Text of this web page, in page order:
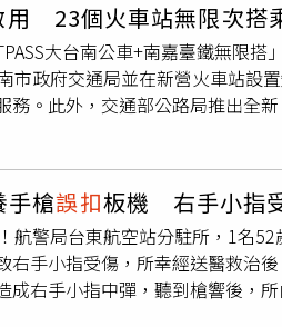
台南美展優選、南投山美展
真是假》參加「日本第十一回雕
果入境管制規定以「疑似堅果
品於10月30日順利送達大會，
神戶日本藝術中心展出，最終得
會「也是一種肯定」，他希望透
用 23個火車站無限次搭
大台南公車+南嘉臺鐵無限
政府交通局並在新營火車站設
。此外，交通部公路局推出全
捷運、新北捷運及臺鐵，每月累
與，還可獲得交通部公路局再加
一卡通綠點，通勤減碳之餘還能
方案不僅串聯大台南所有公車路
搭乘，實質減輕通勤族交通負擔
方案採用MeNGo平台發售，並
會員、購買方案、以及完成過卡
商實體通路也全面配合，方便
手槍誤扣板機 右手小指
航警局台東航空站分駐所，1名
右手小指受傷，所幸經送醫救治
成右手小指中彈，聽到槍響後，
救護車送往馬偕台東分院接受治